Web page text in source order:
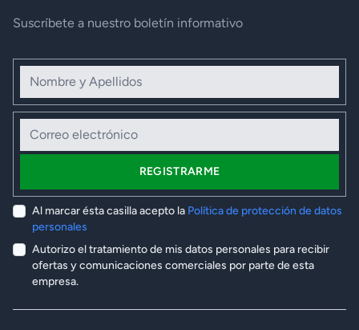
Suscríbete a nuestro boletín informativo
Nombre y Apellidos
Correo electrónico
REGISTRARME
Al marcar ésta casilla acepto la Política de protección de datos
personales
Autorizo el tratamiento de mis datos personales para recibir
ofertas y comunicaciones comerciales por parte de esta
empresa.